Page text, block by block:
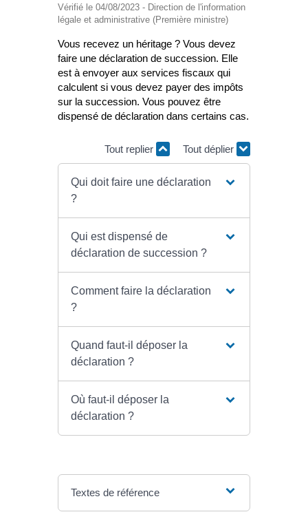
Vérifié le 04/08/2023 - Direction de l'information
légale et administrative (Première ministre)
Vous recevez un héritage ? Vous devez
faire une déclaration de succession. Elle
est à envoyer aux services fiscaux qui
calculent si vous devez payer des impôts
sur la succession. Vous pouvez être
dispensé de déclaration dans certains cas.
Tout replier Tout déplier
Qui doit faire une déclaration
?
Qui est dispensé de
déclaration de succession ?
Comment faire la déclaration
?
Quand faut-il déposer la
déclaration ?
Où faut-il déposer la
déclaration ?
Textes de référence